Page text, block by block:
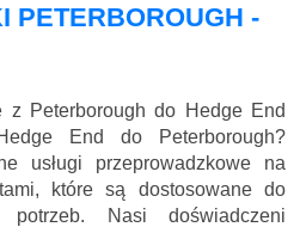
PETERBOROUGH -
z Peterborough do Hedge End
End do Peterborough?
usługi przeprowadzkowe na
które są dostosowane do
potrzeb. Nasi doświadczeni